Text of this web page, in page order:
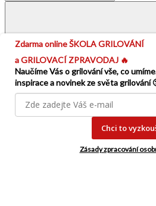
Zdarma online ŠKOLA GRILOVÁNÍ
a GRILOVACÍ ZPRAVODAJ 🔥
Naučíme Vás o grilování vše, co
inspirace a novinek ze světa grilování
Chci to
Zásady zpracování